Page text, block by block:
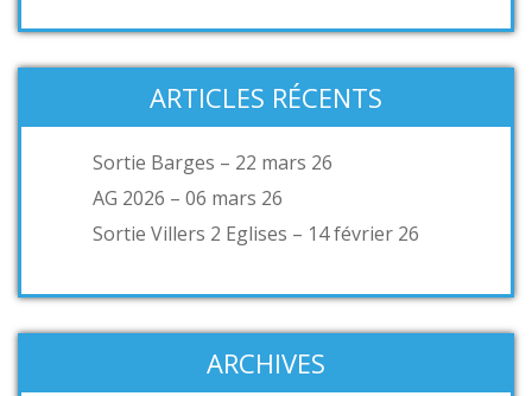
ARTICLES RÉCENTS
Sortie Barges – 22 mars 26
AG 2026 – 06 mars 26
Sortie Villers 2 Eglises – 14 février 26
ARCHIVES